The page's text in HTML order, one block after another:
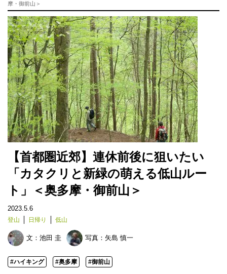
摩・御前山＞
【首都圏近郊】連休前後に狙いたい
「カタクリと新緑の萌える低山ルー
ト」＜奥多摩・御前山＞
2023.5.6
登山 日帰り 低山
文： 池田 圭 写真： 矢島 慎一
#ハイキング #奥多摩 #御前山